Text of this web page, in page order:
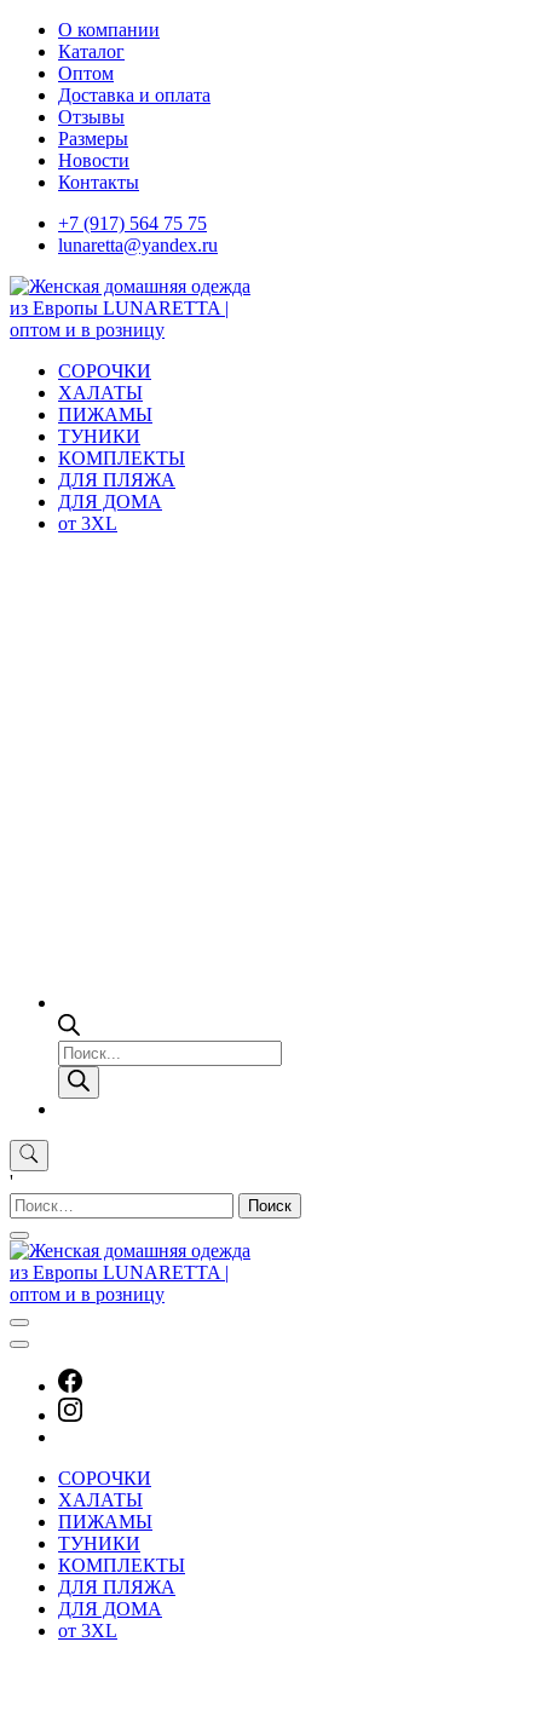
Skip
content
О компании
Каталог
Оптом
Доставка и оплата
Отзывы
Размеры
Новости
Контакты
+7 (917) 564 75 75
lunaretta@yandex.ru
СОРОЧКИ
ХАЛАТЫ
ПИЖАМЫ
ТУНИКИ
КОМПЛЕКТЫ
ДЛЯ ПЛЯЖА
ДЛЯ ДОМА
от 3XL
Поиск
товаров
'
Найти:
СОРОЧКИ
ХАЛАТЫ
ПИЖАМЫ
ТУНИКИ
КОМПЛЕКТЫ
ДЛЯ ПЛЯЖА
ДЛЯ ДОМА
от 3XL